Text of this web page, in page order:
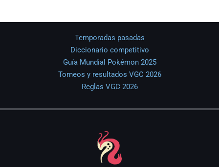
Temporadas pasadas
Diccionario competitivo
Guía Mundial Pokémon 2025
Torneos y resultados VGC 2026
Reglas VGC 2026